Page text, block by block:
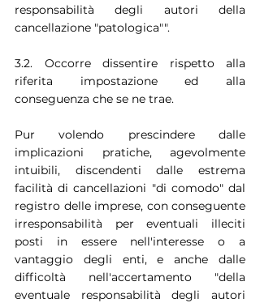
responsabilità degli autori della
cancellazione "patologica"".
3.2. Occorre dissentire rispetto alla
riferita impostazione ed alla
conseguenza che se ne trae.
Pur volendo prescindere dalle
implicazioni pratiche, agevolmente
intuibili, discendenti dalle estrema
facilità di cancellazioni "di comodo" dal
registro delle imprese, con conseguente
irresponsabilità per eventuali illeciti
posti in essere nell'interesse o a
vantaggio degli enti, e anche dalle
difficoltà nell'accertamento "della
eventuale responsabilità degli autori